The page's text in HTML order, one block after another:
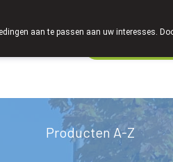
Producten A-Z
aan te passen aan uw interesses.